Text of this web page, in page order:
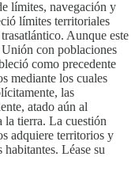
límites, navegación y
límites territoriales
Aunque este
con poblaciones
como precedente
mediante los cuales
las
atado aún al
la tierra. La cuestión
adquiere territorios y
Léase su